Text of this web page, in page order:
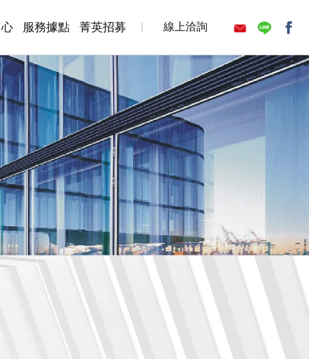
服務據點 菁英招募 線上洽詢